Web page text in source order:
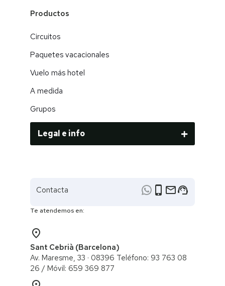
Productos
Circuitos
Paquetes vacacionales
Vuelo más hotel
A medida
Grupos
Legal e info
Contacta phone_iphone emailsupport_agent
Te atendemos en:
place
Sant Cebrià (Barcelona)
Av. Maresme, 33 · 08396 Teléfono: 93 763 08
26 / ​Móvil: 659 369 877